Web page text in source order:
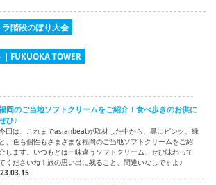
階段のぼり大会
FUKUOKA TOWER
岡のご当地ソフトクリームをご紹介！食べ歩きのお供に
ひ♪
回は、これまでasianbeatが取材した中から、黒にピンク、緑
と、色も個性もさまざまな福岡のご当地ソフトクリームをご紹
します。いつもとは一味違うソフトクリーム、ぜひ味わって
くださいね！旅の思い出に残ること、間違いなしですよ♪